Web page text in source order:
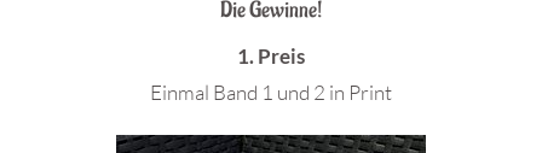
Die Gewinne!
1. Preis
Einmal Band 1 und 2 in Print